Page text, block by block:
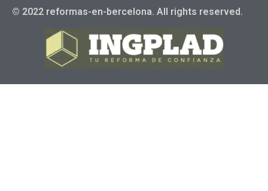
© 2022 reformas-en-bercelona. All rights reserved.